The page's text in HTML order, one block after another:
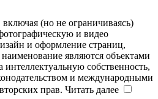
(но не ограничиваясь)
и видео
и оформление страниц,
являются объектами
интеллектуальную собственность,
и международными
прав. Читать далее